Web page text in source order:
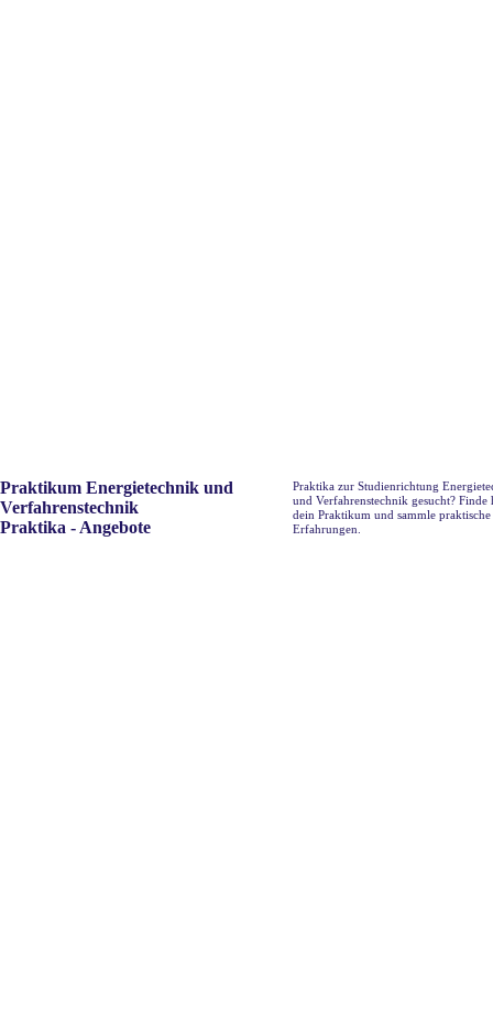
Praktikum Energietechnik und
Verfahrenstechnik
Praktika - Angebote
Praktika zur Studienrichtung
und Verfahrenstechnik gesucht? Finde
dein Praktikum und sammle praktische
Erfahrungen.